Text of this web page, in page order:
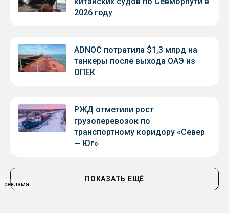
реклама
2026 году
ADNOC потратила $1,3 млрд на
танкеры после выхода ОАЭ из
ОПЕК
РЖД отметили рост
грузоперевозок по
транспортному коридору «Север
— Юг»
ПОКАЗАТЬ ЕЩЁ